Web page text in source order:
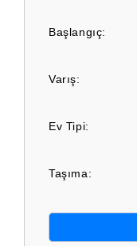
Başlangıç:
Varış:
Ev Tipi:
Taşıma: